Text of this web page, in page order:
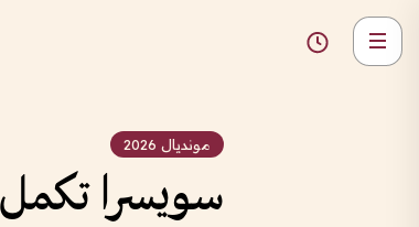
مونديال 2026
سويسرا تكمل